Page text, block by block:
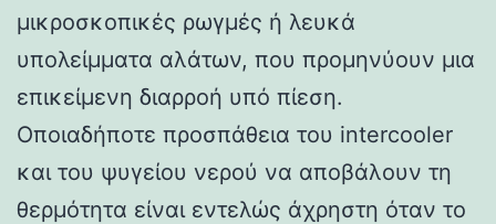
μικροσκοπικές ρωγμές ή λευκά
υπολείμματα αλάτων, που προμηνύουν μια
επικείμενη διαρροή υπό πίεση.
Οποιαδήποτε προσπάθεια του intercooler
και του ψυγείου νερού να αποβάλουν τη
θερμότητα είναι εντελώς άχρηστη όταν το